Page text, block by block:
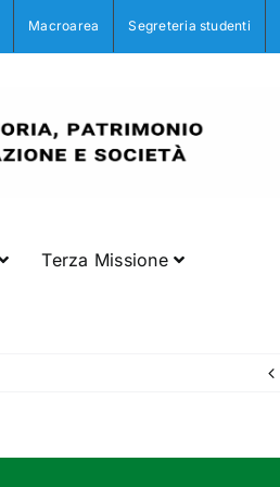
Macroarea Segreteria studenti
Terza Missione